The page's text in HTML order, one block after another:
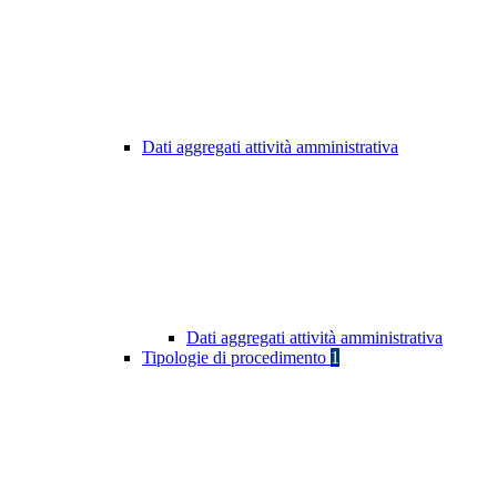
Dati aggregati attività amministrativa
Dati aggregati attività amministrativa
Tipologie di procedimento 1